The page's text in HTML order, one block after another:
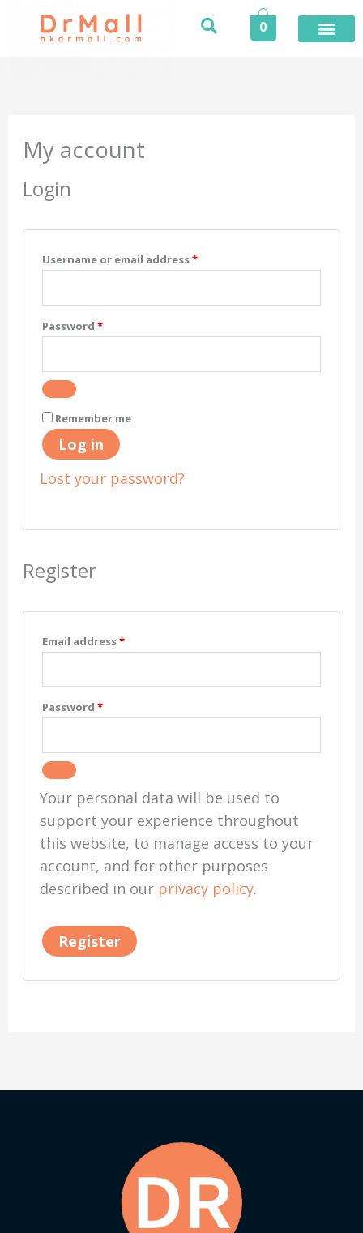
0
My account
Login
Username or email address*
Password *
Remember me
Log in
Lost your password?
Register
Email address*
Password *
Your personal data will be used to
support your experience throughout
this website, to manage access to your
account, and for other purposes
described in our privacy policy.
Register